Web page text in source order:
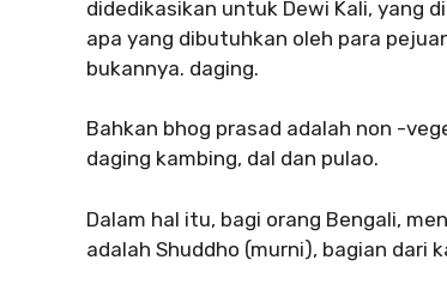
didedikasikan untuk Dewi Kali, yang
apa yang dibutuhkan oleh para
bukannya. daging.
Bahkan bhog prasad adalah non -
daging kambing, dal dan pulao.
Dalam hal itu, bagi orang Bengali,
adalah Shuddho (murni), bagian